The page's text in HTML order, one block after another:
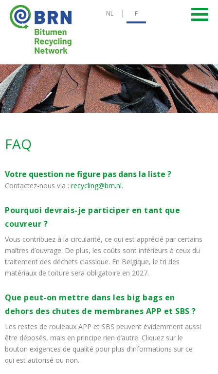
NL | F
FAQ
Votre question ne figure pas dans la liste ?
Contactez-nous via : recycling@brn.nl.
Pourquoi devrais-je participer en tant que
couvreur ?
Vous contribuez à la circularité, ce qui est apprécié par certains
maîtres d’ouvrage. De plus, les coûts sont inférieurs à ceux du
traitement des déchets classique. En Belgique, le tri des
matériaux de toiture sera obligatoire en 2027.
Que peut-on mettre dans les big bags en
dehors des chutes de membranes APP et SBS ?
Les restes de rouleaux APP et SBS peuvent évidemment aussi
être déposés, mais en principe rien d’autre. Cliquez sur le
bouton exigences de qualité pour plus d’informations sur ce
qui est autorisé ou non.